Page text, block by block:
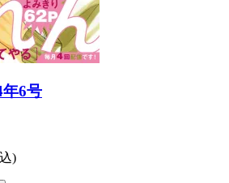
年6号
)